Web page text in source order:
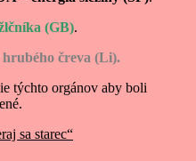
(GB).
hrubého čreva (Li).
týchto orgánov aby boli
sa starec“